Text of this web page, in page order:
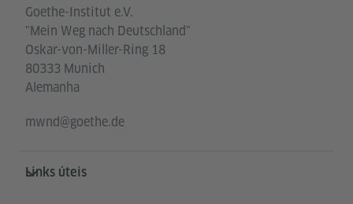
Goethe-Institut e.V.
"Mein Weg nach Deutschland"
Oskar-von-Miller-Ring 18
80333 Munich
Alemanha
mwnd@goethe.de
Links úteis